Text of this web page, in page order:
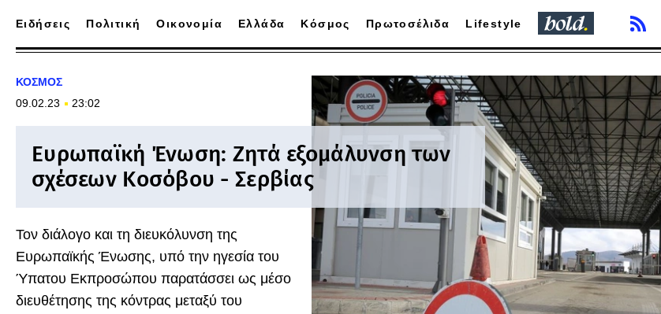
Ειδήσεις Πολιτική Οικονομία Ελλάδα Κόσμος Πρωτοσέλιδα Lifestyle
ΚΟΣΜΟΣ
09.02.23
23:02
Ευρωπαϊκή Ένωση: Ζητά εξομάλυνση των
σχέσεων Κοσόβου - Σερβίας
Τον διάλογο και τη διευκόλυνση της
Ευρωπαϊκής Ένωσης, υπό την ηγεσία του
Ύπατου Εκπροσώπου παρατάσσει ως μέσο
διευθέτησης της κόντρας μεταξύ του